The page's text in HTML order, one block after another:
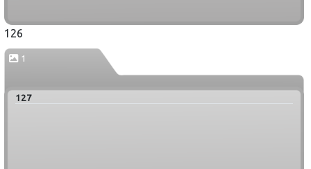
126
1
127